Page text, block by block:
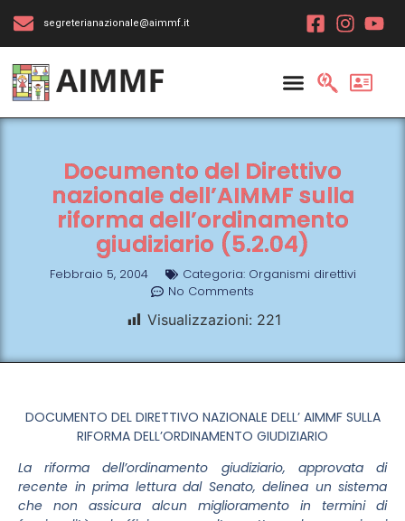
segreterianazionale@aimmf.it
Documento del Direttivo
nazionale dell’AIMMF sulla
riforma dell’ordinamento
giudiziario (5.2.04)
Febbraio 5, 2004 Categoria: Organismi direttivi
No Comments
Visualizzazioni: 221
DOCUMENTO DEL DIRETTIVO NAZIONALE DELL’ AIMMF SULLA
RIFORMA DELL’ORDINAMENTO GIUDIZIARIO
La riforma dell’ordinamento giudiziario, approvata di
recente in prima lettura dal Senato, delinea un sistema
che non assicura alcun miglioramento in termini di